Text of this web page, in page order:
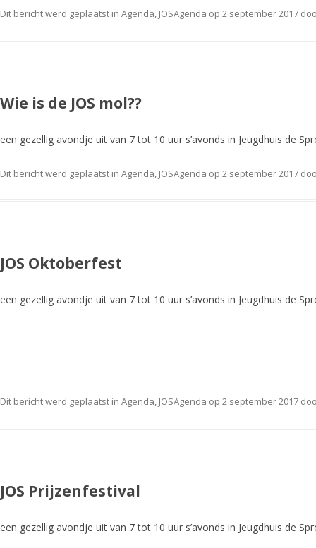
Dit bericht werd geplaatst in Agenda, JOSAgenda op 2 september 2017
Wie is de JOS mol??
een gezellig avondje uit van 7 tot 10 uur s’avonds in Jeugdhuis de
Dit bericht werd geplaatst in Agenda, JOSAgenda op 2 september 2017
JOS Oktoberfest
een gezellig avondje uit van 7 tot 10 uur s’avonds in Jeugdhuis de
Dit bericht werd geplaatst in Agenda, JOSAgenda op 2 september 2017
JOS Prijzenfestival
een gezellig avondje uit van 7 tot 10 uur s’avonds in Jeugdhuis de